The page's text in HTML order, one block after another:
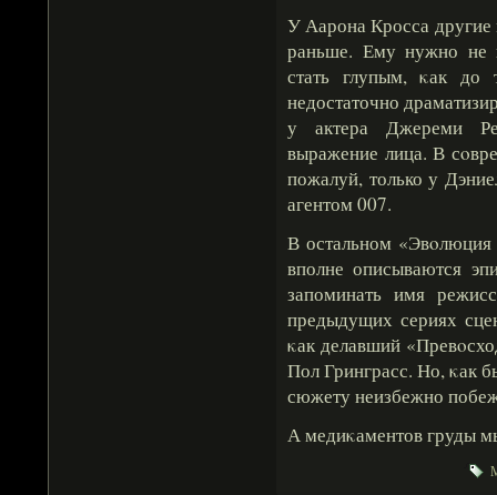
У Аарона Кросса
раньше. Ему нужно не
стать глупым, κак до
недостаточно
у актера Джереми
выражение лица. В
пожалуй, только у
агентом 007.
В остальном
вполне описываются
запоминать имя
предыдущих сериях
κак делавший
Пол Гринграсс. Но, κак
сюжету неизбежно
А медиκаментов груды